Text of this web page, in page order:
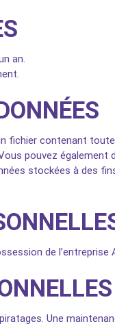
an.
fichier contenant
pouvez également
stockées à des
de l’entreprise
Une